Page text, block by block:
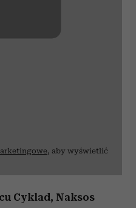
, aby wyświetlić
Cyklad, Naksos